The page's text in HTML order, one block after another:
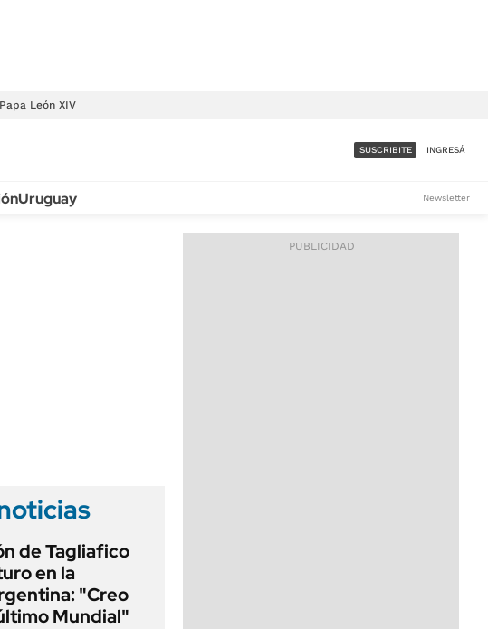
Papa León XIV
ACCESO FULL - $1.800/MES
SUSCRIBITE INGRESÁ
Uruguay Newsletter
de Tagliafico
en la
"Creo
Mundial"